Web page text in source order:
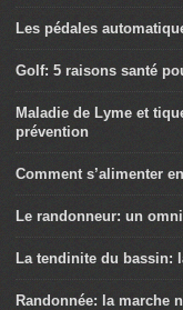
Les pédales
Golf: 5 raisons santé
Maladie de Lyme et
prévention
Comment s’alimenter
Le randonneur: un
La tendinite du bassin:
Randonnée: la marche